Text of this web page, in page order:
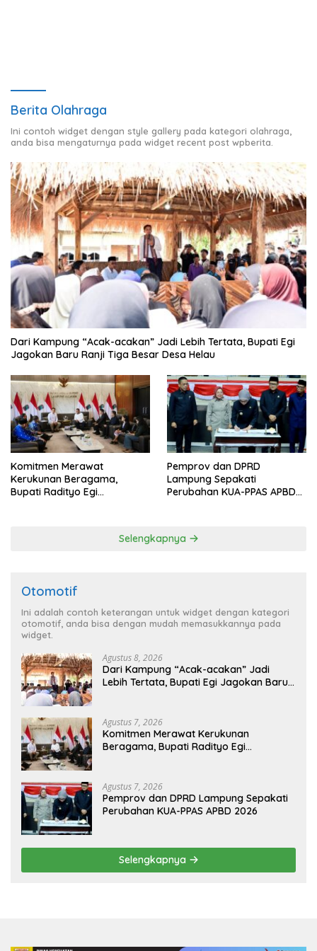
Berita Olahraga
Ini contoh widget dengan style gallery pada kategori olahraga,
anda bisa mengaturnya pada widget recent post wpberita.
Dari Kampung “Acak-acakan” Jadi Lebih Tertata, Bupati Egi
Jagokan Baru Ranji Tiga Besar Desa Helau
Komitmen Merawat
Kerukunan Beragama,
Bupati Radityo Egi
Pemprov dan DPRD
Lampung Sepakati
Perubahan KUA-PPAS APBD
Selengkapnya
Otomotif
Ini adalah contoh keterangan untuk widget dengan kategori
otomotif, anda bisa dengan mudah memasukkannya pada
widget.
Agustus 8, 2026
Dari Kampung “Acak-acakan” Jadi
Lebih Tertata, Bupati Egi Jagokan Baru
Agustus 7, 2026
Komitmen Merawat Kerukunan
Beragama, Bupati Radityo Egi
Agustus 7, 2026
Pemprov dan DPRD Lampung Sepakati
Perubahan KUA-PPAS APBD 2026
Selengkapnya